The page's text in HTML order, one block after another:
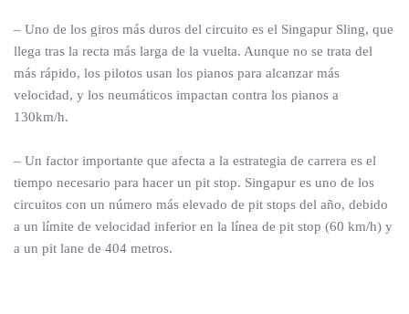
– Uno de los giros más duros del circuito es el Singapur Sling, que
llega tras la recta más larga de la vuelta. Aunque no se trata del
más rápido, los pilotos usan los pianos para alcanzar más
velocidad, y los neumáticos impactan contra los pianos a
130km/h.
– Un factor importante que afecta a la estrategia de carrera es el
tiempo necesario para hacer un pit stop. Singapur es uno de los
circuitos con un número más elevado de pit stops del año, debido
a un límite de velocidad inferior en la línea de pit stop (60 km/h) y
a un pit lane de 404 metros.